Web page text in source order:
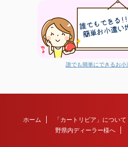
誰でも簡単にできるお小
ホーム 「カートリビア」について
野県内ディーラー様へ